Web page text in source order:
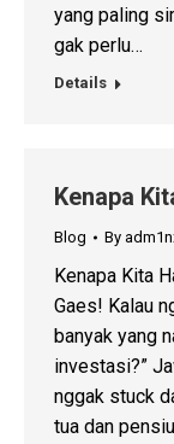
yang paling
gak perlu…
Details
Kenapa
Blog By
Kenapa Kita
Gaes! Kalau
banyak yang
investasi?”
nggak stuck
tua dan